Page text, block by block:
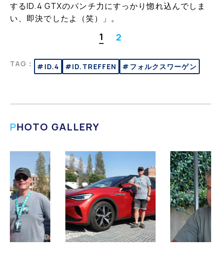
するID.4 GTXのパンチ力にすっかり惚れ込んでしま
い、即決でしたよ（笑）」。
1 2
TAG： #ID.4 #ID.TREFFEN #フォルクスワーゲン
PHOTO GALLERY